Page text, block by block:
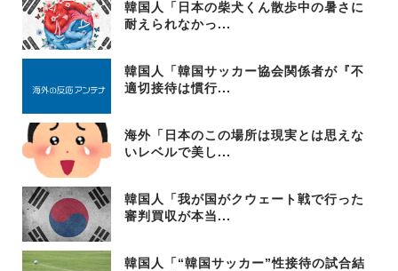
韓国人「日本の柴犬くん散歩中の暑さに
耐えられなかっ...
韓国人「韓国サッカー協会関係者が『不
適切接待は慣行...
海外「日本のこの場所は現実とは思えな
いレベルで美し...
韓国人「我が国がクウェート戦で行った
審判買収が本当...
韓国人「“韓国サッカー”性接待の試合結